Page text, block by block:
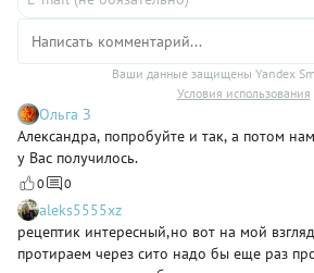
Ваши данные защищены Yandex
Условия использования
Ольга З
Александра, попробуйте и так, а потом
у Вас получилось.
0 0
aleks5555xz
рецептик интересный,но вот на мой
протираем через сито надо бы еще раз